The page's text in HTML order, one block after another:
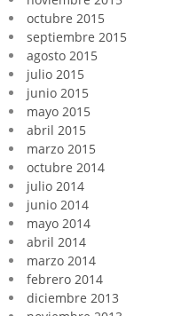
octubre 2015
septiembre 2015
agosto 2015
julio 2015
junio 2015
mayo 2015
abril 2015
marzo 2015
octubre 2014
julio 2014
junio 2014
mayo 2014
abril 2014
marzo 2014
febrero 2014
diciembre 2013